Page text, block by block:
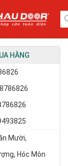
HÀNG
Mười,
Hóc Môn